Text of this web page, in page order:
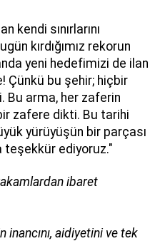
kendi sınırlarını
kırdığımız rekorun
yeni hedefimizi de ilan
Çünkü bu şehir; hiçbir
Bu arma, her zaferin
zafere dikti. Bu tarihi
yürüyüşün bir parçası
teşekkür ediyoruz."
ibaret
inancını, aidiyetini ve tek